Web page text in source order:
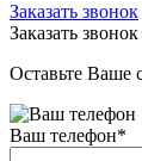
Заказать звонок
Заказать звонок
Оставьте Ваше
Ваш телефон*